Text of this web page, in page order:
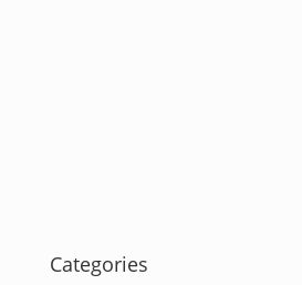
Categories